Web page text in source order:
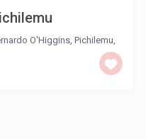
O'Higgins, Pichilemu,